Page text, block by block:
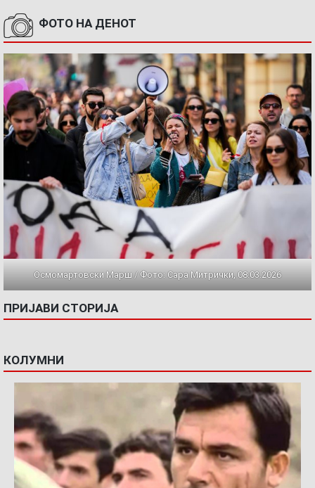
ФОТО НА ДЕНОТ
Осмомартовски Марш / Фото: Сара Митрички, 08.03.2026
ПРИЈАВИ СТОРИЈА
КОЛУМНИ